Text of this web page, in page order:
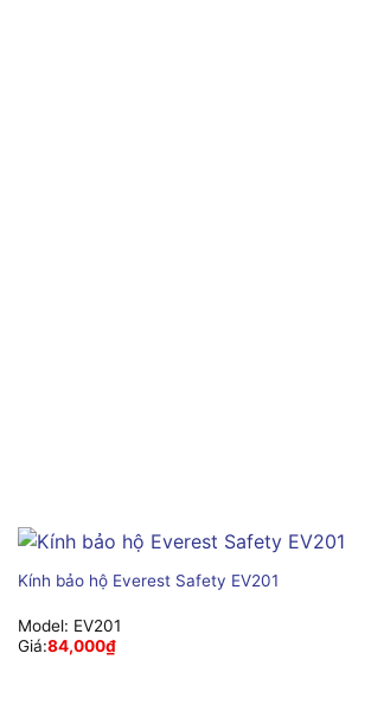
Kính bảo hộ Everest Safety EV201
Model: EV201
Giá:84,000₫